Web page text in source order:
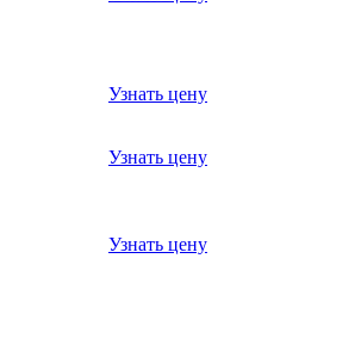
Узнать цену
Узнать цену
Узнать цену